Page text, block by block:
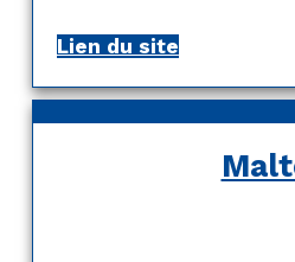
Lien du site